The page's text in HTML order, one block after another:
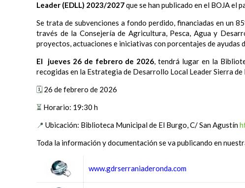
Leader (EDLL) 2023/2027que se han publicado en el BOJA el
Se trata de subvenciones a fondo perdido, financiadas en un
través de la Consejería de Agricultura, Pesca, Agua y
proyectos, actuaciones e iniciativas con porcentajes de ayudas
El jueves 26 de febrero de 2026, tendrá lugar en la
recogidas en la Estrategia de Desarrollo Local Leader Sierra
🗓️ 26 de febrero de 2026
⏳ Horario: 19:30 h
📍Ubicación: Biblioteca Municipal de El Burgo, C/ San Agustín
Toda la información y documentación se va publicando en
www.gdrserraniaderonda.com